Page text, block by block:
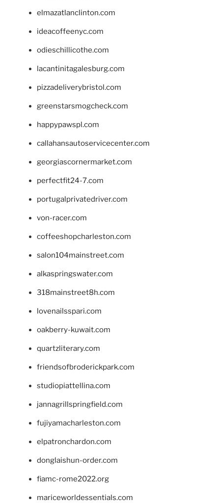
elmazatlanclinton.com
ideacoffeenyc.com
odieschillicothe.com
lacantinitagalesburg.com
pizzadeliverybristol.com
greenstarsmogcheck.com
happypawspl.com
callahansautoservicecenter.com
georgiascornermarket.com
perfectfit24-7.com
portugalprivatedriver.com
von-racer.com
coffeeshopcharleston.com
salon104mainstreet.com
alkaspringswater.com
318mainstreet8h.com
lovenailsspari.com
oakberry-kuwait.com
quartzliterary.com
friendsofbroderickpark.com
studiopiattellina.com
jannagrillspringfield.com
fujiyamacharleston.com
elpatronchardon.com
donglaishun-order.com
fiamc-rome2022.org
mariceworldessentials.com